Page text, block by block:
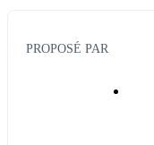
PROPOSÉ PAR